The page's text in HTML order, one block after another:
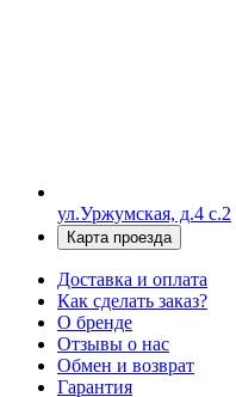
ул.Уржумская, д.4 с.2
Карта проезда
Доставка и оплата
Как сделать заказ?
О бренде
Отзывы о нас
Обмен и возврат
Гарантия